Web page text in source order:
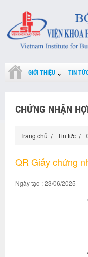
GIỚI THIỆU TIN
CHỨNG NHẬN
Trang chủ Tin tức
QR Giấy chứng
Ngày tạo : 23/06/2025